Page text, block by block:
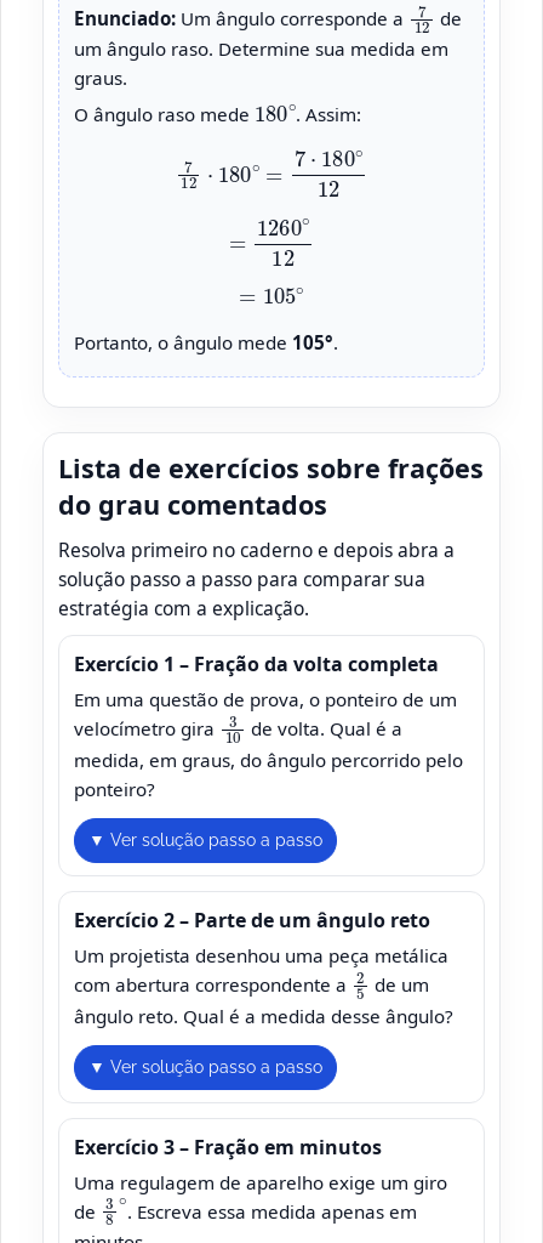
Enunciado: Um ângulo corresponde a
de
um ângulo raso. Determine sua medida em
graus.
O ângulo raso mede
180
. Assim:
⋅180∘12
1260∘12
=105∘
Portanto, o ângulo mede 105°.
Lista de exercícios sobre frações
do grau comentados
Resolva primeiro no caderno e depois abra a
solução passo a passo para comparar sua
estratégia com a explicação.
Exercício 1 – Fração da volta completa
Em uma questão de prova, o ponteiro de um
velocímetro gira
310
de volta. Qual é a
medida, em graus, do ângulo percorrido pelo
ponteiro?
▼ Ver solução passo a passo
Exercício 2 – Parte de um ângulo reto
Um projetista desenhou uma peça metálica
com abertura correspondente a
25
de um
ângulo reto. Qual é a medida desse ângulo?
▼ Ver solução passo a passo
Exercício 3 – Fração em minutos
Uma regulagem de aparelho exige um giro
de
38∘
. Escreva essa medida apenas em